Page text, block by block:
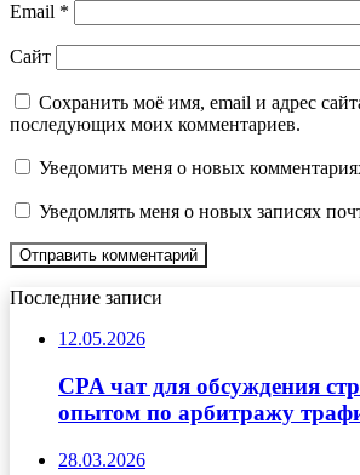
Email *
Сайт
Сохранить моё имя, email и адрес
последующих моих комментариев.
Уведомить меня о новых
Уведомлять меня о новых записях
Последние записи
12.05.2026
CPA чат для обсуждения
опытом по арбитражу
28.03.2026